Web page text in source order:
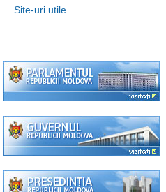
Site-uri utile